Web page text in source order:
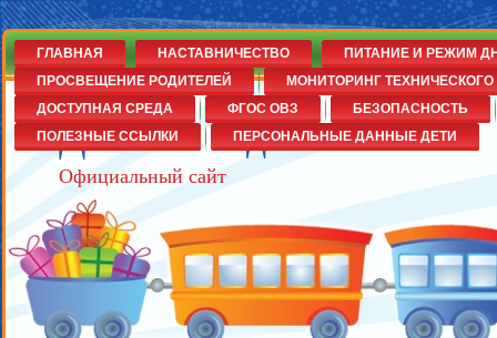
Детский сад№14
Официальный сайт
ГЛАВНАЯ НАСТАВНИЧЕСТВО
ПИТАНИЕ И РЕЖИМ
ПРОСВЕЩЕНИЕ РОДИТЕЛЕЙ
МОНИТОРИНГ
ДОСТУПНАЯ СРЕДА
ФГОС ОВЗ
БЕЗОПАСНОСТЬ
ПОЛЕЗНЫЕ ССЫЛКИ
ПЕРСОНАЛЬНЫЕ ДАННЫЕ ДЕТИ